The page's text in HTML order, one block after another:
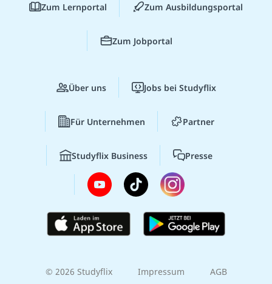
Zum Lernportal Zum Ausbildungsportal
Zum Jobportal
Über uns Jobs bei Studyflix
Für Unternehmen Partner
Studyflix Business Presse
© 2026 Studyflix Impressum AGB